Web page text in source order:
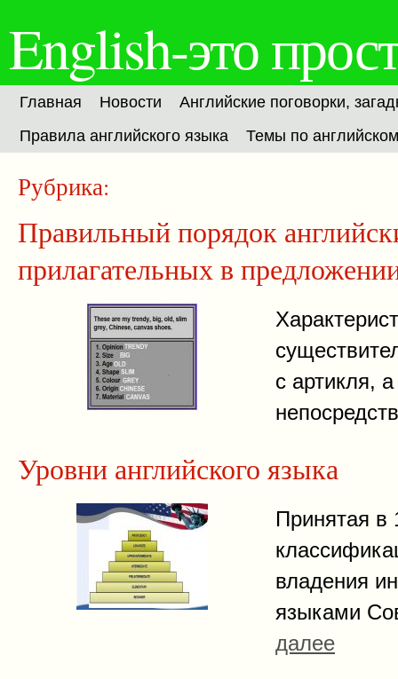
English-это
Главная Новости
Английские поговорки,
Правила английского языка
Темы по
Рубрика:
Правильный порядок
прилагательных в
с артикля,
Уровни английского языка
Принятая в
владения
языками
далее